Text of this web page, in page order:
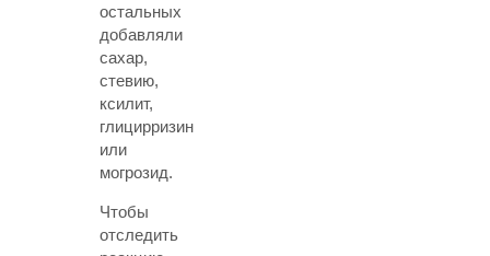
остальных
добавляли
сахар,
стевию,
ксилит,
глицирризин
или
могрозид.
Чтобы
отследить